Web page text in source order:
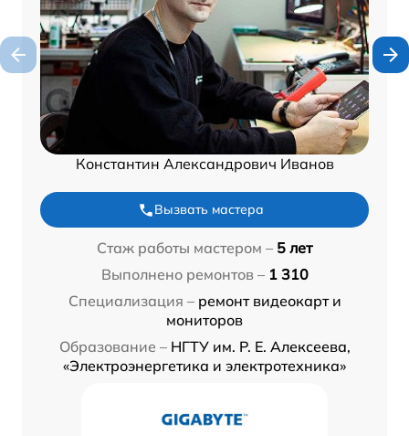
Константин Александрович Иванов
Вызвать мастера
Стаж работы мастером – 5 лет
Выполнено ремонтов – 1 310
Специализация – ремонт видеокарт и
мониторов
Образование – НГТУ им. Р. Е. Алексеева,
«Электроэнергетика и электротехника»